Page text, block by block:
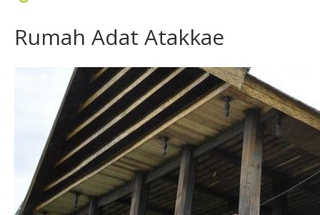
Rumah Adat Atakkae